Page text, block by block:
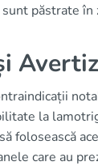
păstrate în
la
folosească
care au